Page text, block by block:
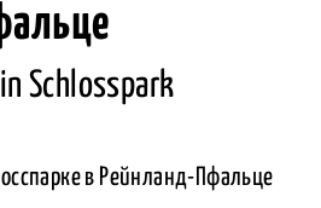
Schlosspark